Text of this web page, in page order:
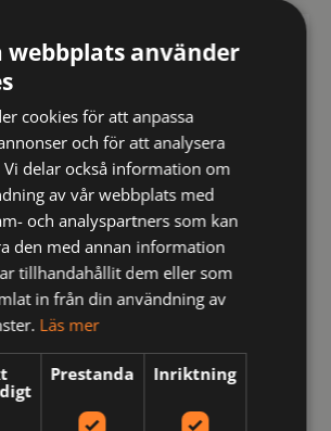
JOBMAN WORKWEAR
webbplats använder
cookies för att anpassa
och för att analysera
delar också information om
av vår webbplats med
och analyspartners som kan
den med annan information
tillhandahållit dem eller som
in från din användning av
Läs mer
Prestanda Inriktning